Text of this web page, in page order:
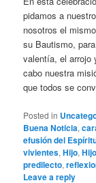
pidamos a
nosotros el
su Bautismo,
valentía, el arrojo
cabo nuestra
que todos se
Posted in
Buena Noticia,
efusión del
vivientes,Hijo,
predilecto,
Leave a reply